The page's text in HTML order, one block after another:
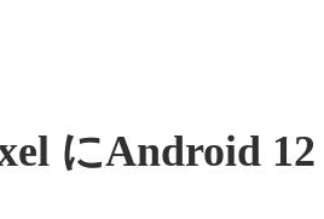
にAndroid